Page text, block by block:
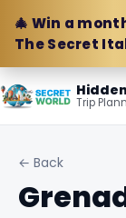
🎄 Win a
The Secret
Trip
← Back